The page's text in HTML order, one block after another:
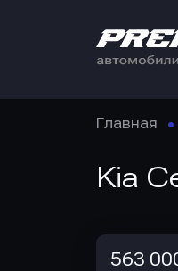
Главная
Kia
563